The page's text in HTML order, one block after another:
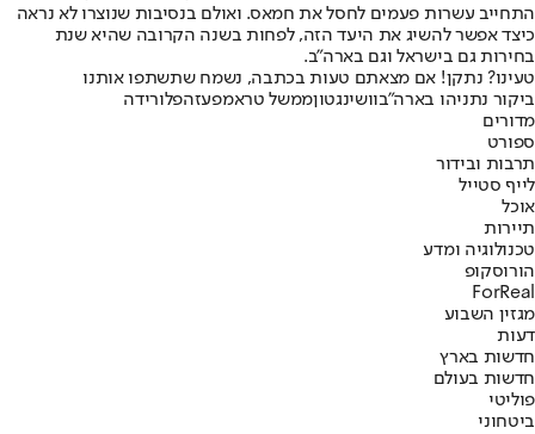
התחייב עשרות פעמים לחסל את חמאס. ואולם בנסיבות שנוצרו לא נראה
כיצד אפשר להשיג את היעד הזה, לפחות בשנה הקרובה שהיא שנת
בחירות גם בישראל וגם בארה"ב.
טעינו? נתקן! אם מצאתם טעות בכתבה, נשמח שתשתפו אותנו
ביקור נתניהו בארה"בוושינגטוןממשל טראמפעזהפלורידה
מדורים
ספורט
תרבות ובידור
לייף סטייל
אוכל
תיירות
טכנולוגיה ומדע
הורוסקופ
ForReal
מגזין השבוע
דעות
חדשות בארץ
חדשות בעולם
פוליטי
ביטחוני